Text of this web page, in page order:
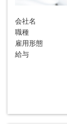
会社名
職種
雇用形態
給与